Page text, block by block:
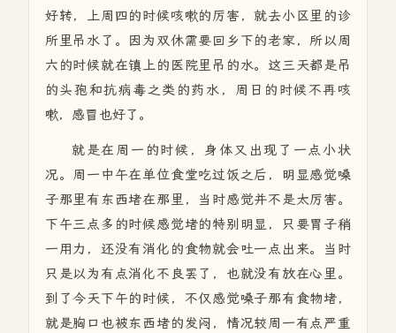
好转，上周四的时候咳嗽的厉害，就去小区里的诊
所里吊水了。因为双休需要回乡下的老家，所以周
六的时候就在镇上的医院里吊的水。这三天都是吊
的头孢和抗病毒之类的药水，周日的时候不再咳
嗽，感冒也好了。
就是在周一的时候，身体又出现了一点小状
况。周一中午在单位食堂吃过饭之后，明显感觉嗓
子那里有东西堵在那里，当时感觉并不是太厉害。
下午三点多的时候感觉堵的特别明显，只要胃子稍
一用力，还没有消化的食物就会吐一点出来。当时
只是以为有点消化不良罢了，也就没有放在心里。
到了今天下午的时候，不仅感觉嗓子那有食物堵，
就是胸口也被东西堵的发闷，情况较周一有点严重